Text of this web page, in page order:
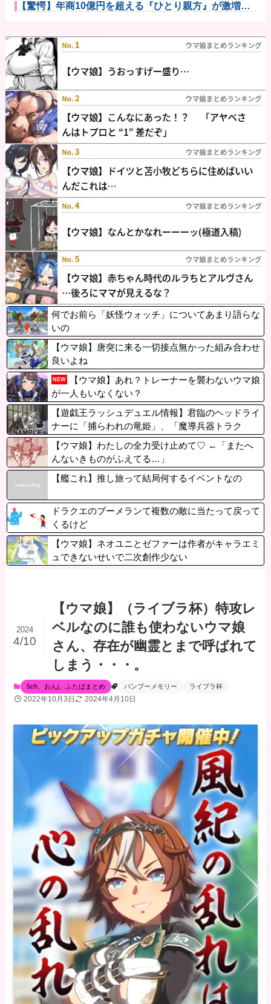
【驚愕】年商10億円を超える『ひとり親方』が激増
何でお前ら「妖怪ウォッチ」についてあまり語らな
いの
【ウマ娘】唐突に来る一切接点無かった組み合わせ
良いよね
NEW
【ウマ娘】あれ？トレーナーを襲わないウマ娘
が一人もいなくない？
【遊戯王ラッシュデュエル情報】君臨のヘッドライ
ナーに「捕らわれの竜姫」、「魔導兵器トラク
ト」、「魔導兵騎ゼノ・ワン」、「救惺招集」が新
規収録決定！
【ウマ娘】わたしの全力受け止めて♡ ←「またへ
んないきものがふえてる…」
【艦これ】推し旅って結局何するイベントなの
ドラクエのブーメランて複数の敵に当たって戻って
くるけど
【ウマ娘】ネオユニとゼファーは作者がキャラエミ
ュできないせいで二次創作少ない
【ウマ娘】（ライブラ杯）特攻レ
ベルなのに誰も使わないウマ娘
さん、存在が幽霊とまで呼ばれて
しまう・・・。
2024
4/10
5ch、おんj、ふたばまとめ バンブーメモリー ライブラ杯
2022年10月3日 2024年4月10日